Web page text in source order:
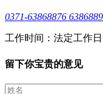
0371-63868876
工作时间：法定工作日
留下你宝贵的意见